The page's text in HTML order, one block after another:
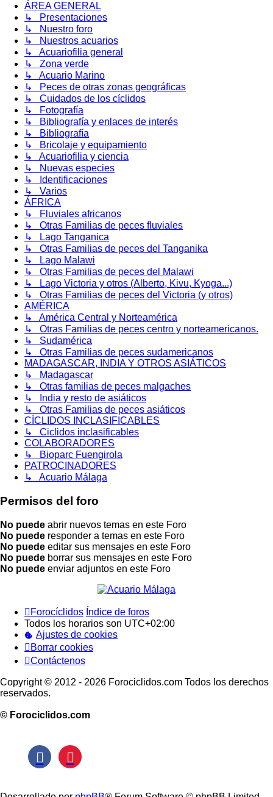
ÁREA GENERAL
↳ Presentaciones
↳ Nuestro foro
↳ Nuestros acuarios
↳ Acuariofilia general
↳ Zona verde
↳ Acuario Marino
↳ Peces de otras zonas geográficas
↳ Cuidados de los cíclidos
↳ Fotografía
↳ Bibliografía y enlaces de interés
↳ Bibliografía
↳ Bricolaje y equipamiento
↳ Acuariofilia y ciencia
↳ Nuevas especies
↳ Identificaciones
↳ Varios
ÁFRICA
↳ Fluviales africanos
↳ Otras Familias de peces fluviales
↳ Lago Tanganica
↳ Otras Familias de peces del Tanganika
↳ Lago Malawi
↳ Otras Familias de peces del Malawi
↳ Lago Victoria y otros (Alberto, Kivu, Kyoga...)
↳ Otras Familias de peces del Victoria (y otros)
AMÉRICA
↳ América Central y Norteamérica
↳ Otras Familias de peces centro y norteamericanos.
↳ Sudamérica
↳ Otras Familias de peces sudamericanos
MADAGASCAR, INDIA Y OTROS ASIÁTICOS
↳ Madagascar
↳ Otras familias de peces malgaches
↳ India y resto de asiáticos
↳ Otras Familias de peces asiáticos
CÍCLIDOS INCLASIFICABLES
↳ Ciclidos inclasificables
COLABORADORES
↳ Bioparc Fuengirola
PATROCINADORES
↳ Acuario Málaga
Permisos del foro
No puede abrir nuevos temas en este Foro
No puede responder a temas en este Foro
No puede editar sus mensajes en este Foro
No puede borrar sus mensajes en este Foro
No puede enviar adjuntos en este Foro
Forocíclidos Índice de foros
Todos los horarios son UTC+02:00
Ajustes de cookies
Borrar cookies
Contáctenos
Copyright © 2012 - 2026 Forociclidos.com Todos los derechos
reservados.
© Forociclidos.com